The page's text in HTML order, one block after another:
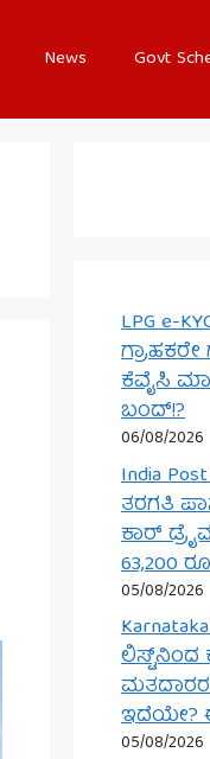
News Govt
LPG e-
ಕೆವೈಸಿ
ಬಂದ್!?
06/08/2026
India
ತರಗತಿ
ಕಾರ್
63,200
05/08/2026
ಇದೆಯೇ?
05/08/2026